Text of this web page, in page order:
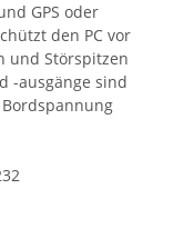
GPS oder
den PC vor
und Störspitzen
-ausgänge sind